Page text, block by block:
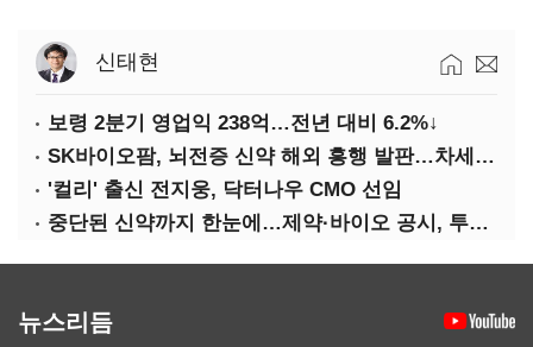
신태현
보령 2분기 영업익 238억…전년 대비 6.2%↓
SK바이오팜, 뇌전증 신약 해외 흥행 발판…차세대 신약 개발 속도
'컬리' 출신 전지웅, 닥터나우 CMO 선임
중단된 신약까지 한눈에…제약·바이오 공시, 투명해진다
뉴스리듬